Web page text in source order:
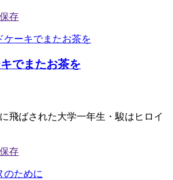
でまたお茶を
飛ばされた大学一年生・駿はヒロイ